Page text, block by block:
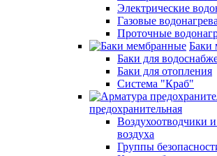
Электрические
Газовые
Проточные
Баки
Баки для
Баки для отопления
Система "Краб"
предохранительная
Воздухоотводчики
воздуха
Группы